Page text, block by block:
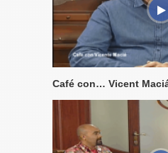
Café con… Vicent